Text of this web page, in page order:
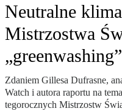
Neutralne
Mistrzostwa
„greenwashing”
Zdaniem Gillesa Dufrasne,
Watch i autora raportu na
tegorocznych Mistrzostw